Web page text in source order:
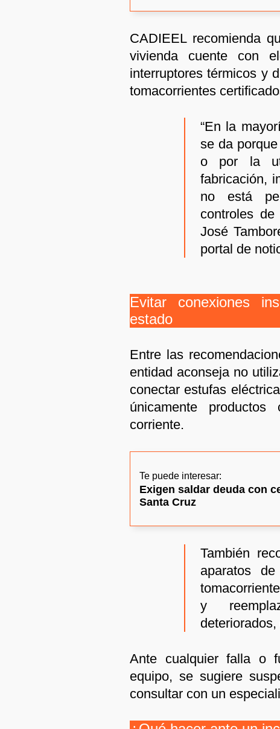
CADIEEL recomienda
vivienda cuente con
interruptores térmicos y
tomacorrientes
“En la
se da
o por la
fabricación,
no está
controles de
José
portal de
Evitar conexiones
estado
Entre las
entidad aconseja no
conectar estufas
únicamente
corriente.
Te puede interesar:
Exigen saldar deuda con
Santa Cruz
También
aparatos
y
Ante cualquier falla o
equipo, se sugiere
consultar con un